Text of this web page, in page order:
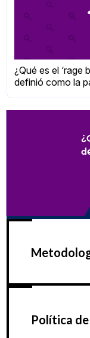
¿Qué es el ‘rage
definió como la
Política